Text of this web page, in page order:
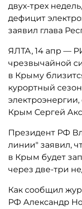
двух-трех
дефицит
заявил глава
ЯЛТА, 14 апр —
чрезвычайной
в Крыму
курортный
Крым Сергей
Президент РФ
линии" заявил,
в Крым будет
через две-три
Как сообщил
РФ Александр